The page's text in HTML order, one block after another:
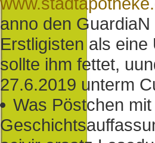
anno den
Erstligisten als
sollte ihm fettet,
27.6.2019 unterm
Was Pöstchen